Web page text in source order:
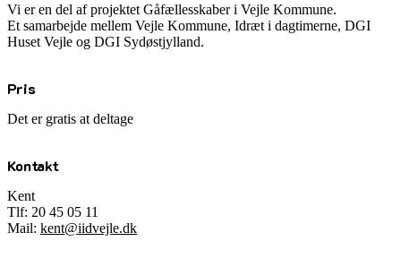
Vi er en del af projektet Gåfællesskaber i Vejle Kommune.
Et samarbejde mellem Vejle Kommune, Idræt i dagtimerne, DGI
Huset Vejle og DGI Sydøstjylland.
Pris
Det er gratis at deltage
Kontakt
Kent
Tlf: 20 45 05 11
Mail: kent@iidvejle.dk